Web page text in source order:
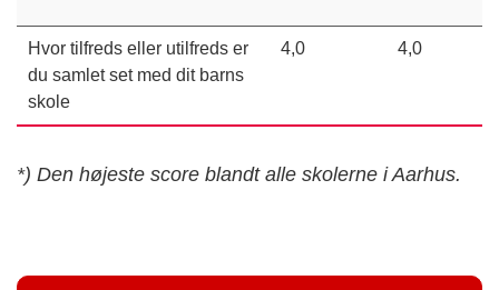
Hvor tilfreds eller utilfreds er
du samlet set med dit barns
skole
4,0 4,0
*) Den højeste score blandt alle skolerne i Aarhus.